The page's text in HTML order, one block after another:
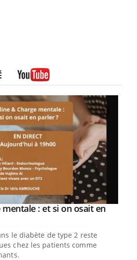
: et si on osait en
le diabète de type 2 reste
chez les patients comme